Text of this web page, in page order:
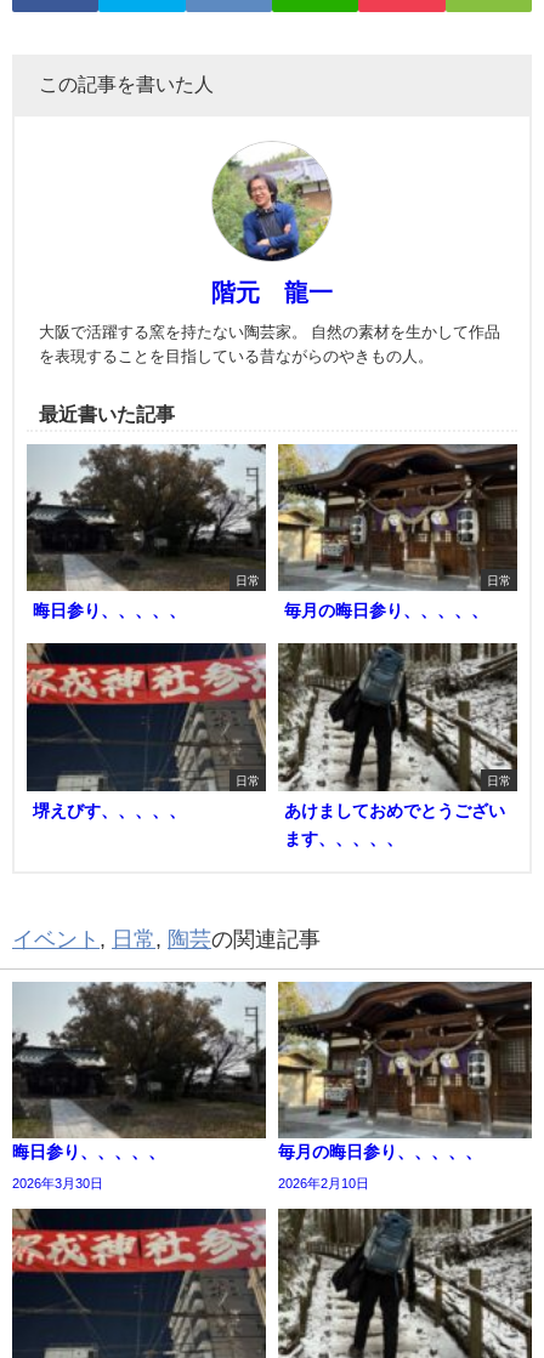
この記事を書いた人
階元 龍一
大阪で活躍する窯を持たない陶芸家。 自然の素材を生かして作品
を表現することを目指している昔ながらのやきもの人。
最近書いた記事
日常
晦日参り、、、、、
日常
毎月の晦日参り、、、、、
日常
堺えびす、、、、、
日常
あけましておめでとうござい
ます、、、、、
イベント , 日常, 陶芸の関連記事
晦日参り、、、、、
2026年3月30日
毎月の晦日参り、、、、、
2026年2月10日